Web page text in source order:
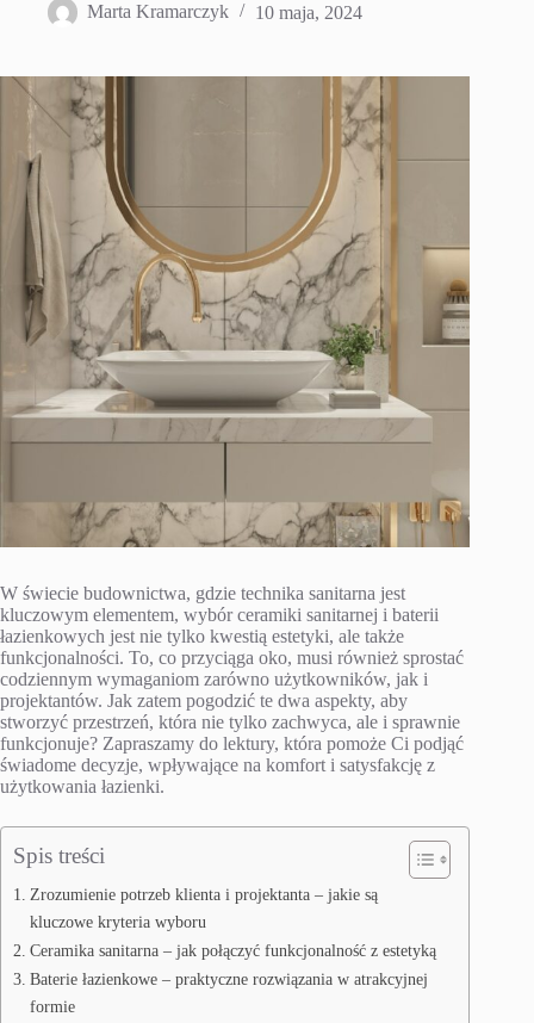
Marta Kramarczyk 10 maja, 2024
W świecie budownictwa, gdzie technika sanitarna jest
kluczowym elementem, wybór ceramiki sanitarnej i baterii
łazienkowych jest nie tylko kwestią estetyki, ale także
funkcjonalności. To, co przyciąga oko, musi również sprostać
codziennym wymaganiom zarówno użytkowników, jak i
projektantów. Jak zatem pogodzić te dwa aspekty, aby
stworzyć przestrzeń, która nie tylko zachwyca, ale i sprawnie
funkcjonuje? Zapraszamy do lektury, która pomoże Ci podjąć
świadome decyzje, wpływające na komfort i satysfakcję z
użytkowania łazienki.
Spis treści
Zrozumienie potrzeb klienta i projektanta – jakie są
kluczowe kryteria wyboru
Ceramika sanitarna – jak połączyć funkcjonalność z estetyką
Baterie łazienkowe – praktyczne rozwiązania w atrakcyjnej
formie